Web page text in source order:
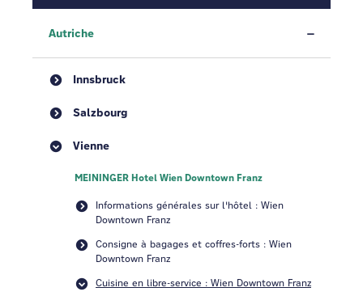
Autriche
Innsbruck
Salzbourg
Vienne
MEININGER Hotel Wien Downtown Franz
Informations générales sur l'hôtel : Wien
Downtown Franz
Consigne à bagages et coffres-forts : Wien
Downtown Franz
Cuisine en libre-service : Wien Downtown Franz